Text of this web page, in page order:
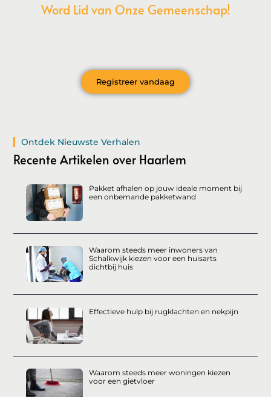
Word Lid van Onze Gemeenschap!
Registreer vandaag
Ontdek Nieuwste Verhalen
Recente Artikelen over Haarlem
Pakket afhalen op jouw ideale moment bij
een onbemande pakketwand
Waarom steeds meer inwoners van
Schalkwijk kiezen voor een huisarts
dichtbij huis
Effectieve hulp bij rugklachten en nekpijn
Waarom steeds meer woningen kiezen
voor een gietvloer